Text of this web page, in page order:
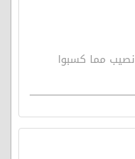
لهم نصيب مما كسبوا